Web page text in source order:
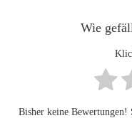
Wie
Bisher keine Bewertungen!